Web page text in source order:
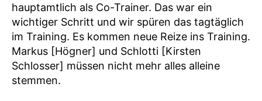
hauptamtlich als Co-Trainer. Das war ein
wichtiger Schritt und wir spüren das tagtäglich
im Training. Es kommen neue Reize ins Training.
Markus [Högner] und Schlotti [Kirsten
Schlosser] müssen nicht mehr alles alleine
stemmen.